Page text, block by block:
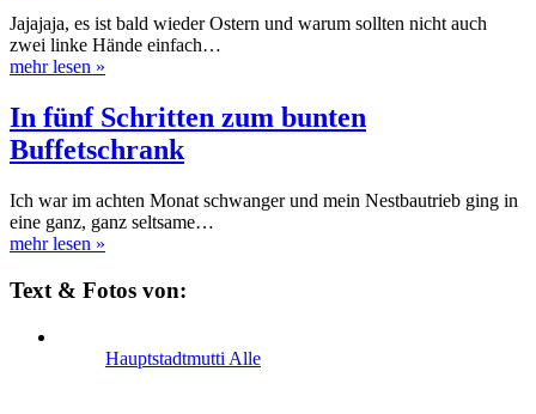
Jajajaja, es ist bald wieder Ostern und warum sollten nicht auch
zwei linke Hände einfach…
mehr lesen »
In fünf Schritten zum bunten
Buffetschrank
Ich war im achten Monat schwanger und mein Nestbautrieb ging in
eine ganz, ganz seltsame…
mehr lesen »
Text & Fotos von:
Hauptstadtmutti Alle